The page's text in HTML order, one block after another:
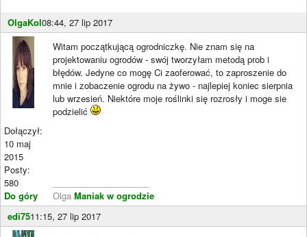
OlgaKol08:44, 27 lip 2017
Dołączył:
10 maj
2015
Posty:
580
Do góry
Witam początkującą ogrodniczkę. Nie znam się na
projektowaniu ogrodów - swój tworzyłam metodą prob i
błędów. Jedyne co mogę Ci zaoferować, to zaproszenie do
mnie i zobaczenie ogrodu na żywo - najlepiej koniec sierpnia
lub wrzesień. Niektóre moje roślinki się rozrosły i moge sie
podzielić
Olga Maniak w ogrodzie
edi7511:15, 27 lip 2017